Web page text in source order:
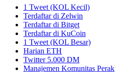
1 Tweet (KOL Kecil)
Terdaftar di Zelwin
Terdaftar di Bitget
Terdaftar di KuCoin
1 Tweet (KOL Besar)
Harian ETH
Twitter 5.000 DM
Manajemen Komunitas Perak